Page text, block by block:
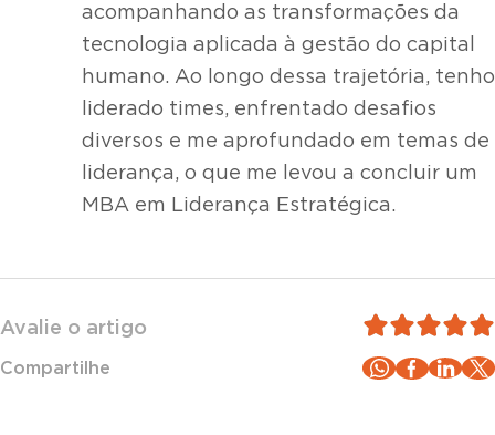
acompanhando as transformações da
tecnologia aplicada à gestão do capital
humano. Ao longo dessa trajetória, tenho
liderado times, enfrentado desafios
diversos e me aprofundado em temas de
liderança, o que me levou a concluir um
MBA em Liderança Estratégica.
Avalie o artigo
Compartilhe